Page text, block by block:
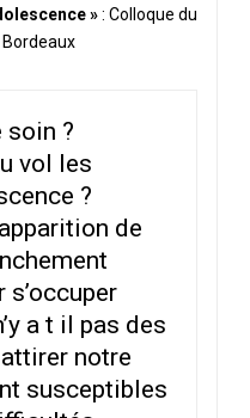
»: Colloque du
soin ?
vol les
?
de
a t il pas des
notre
susceptibles